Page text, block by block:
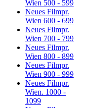
Wien 500 - 599
Neues Filmpr.
Wien 600 - 699
Neues Filmpr.
Wien 700 - 799
Neues Filmpr.
Wien 800 - 899
Neues Filmpr.
Wien 900 - 999
Neues Filmpr.
Wien. 1000 -
1099